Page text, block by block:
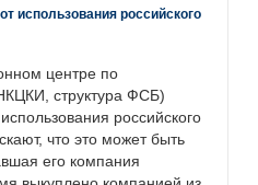
использования российского
центре по
структура ФСБ)
российского
что это может быть
его компания